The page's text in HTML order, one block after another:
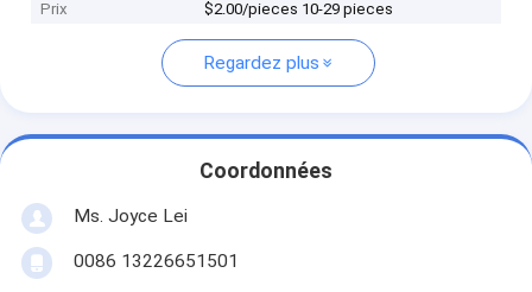
Prix $2.00/pieces 10-29 pieces
Regardez plus
Coordonnées
Ms. Joyce Lei
0086 13226651501